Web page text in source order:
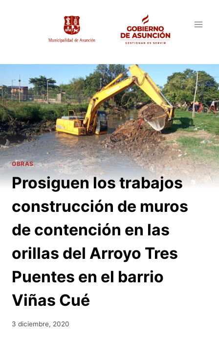
OBRAS
Prosiguen los trabajos
construcción de muros
de contención en las
orillas del Arroyo Tres
Puentes en el barrio
Viñas Cué
3 diciembre, 2020